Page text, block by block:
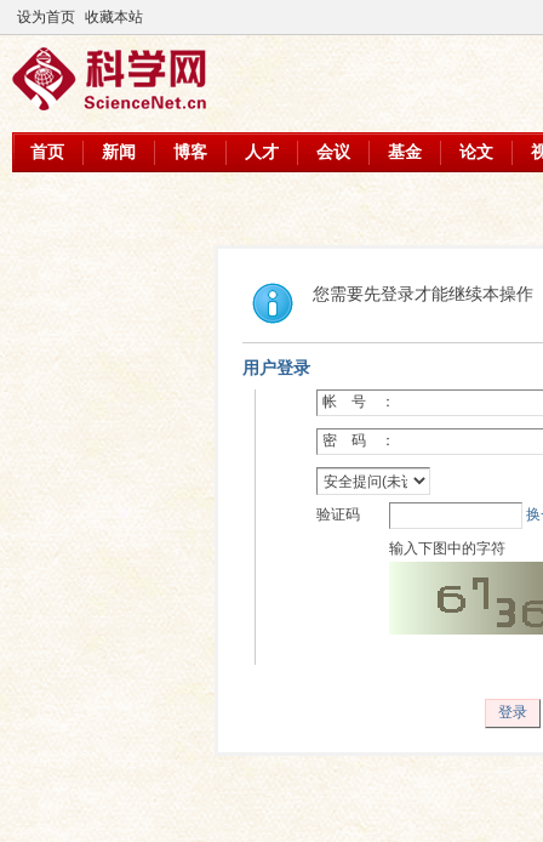
设为首页 收藏本站
首页 新闻 博客 人才 会议 基金 论文
您需要先登录才能继续本操作
用户登录
帐 号 ：
密 码 ：
验证码
输入下图中的字符
登录